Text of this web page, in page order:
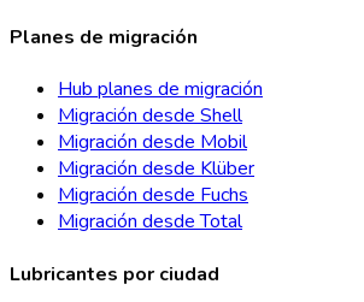
Planes de migración
Hub planes de migración
Migración desde Shell
Migración desde Mobil
Migración desde Klüber
Migración desde Fuchs
Migración desde Total
Lubricantes por ciudad